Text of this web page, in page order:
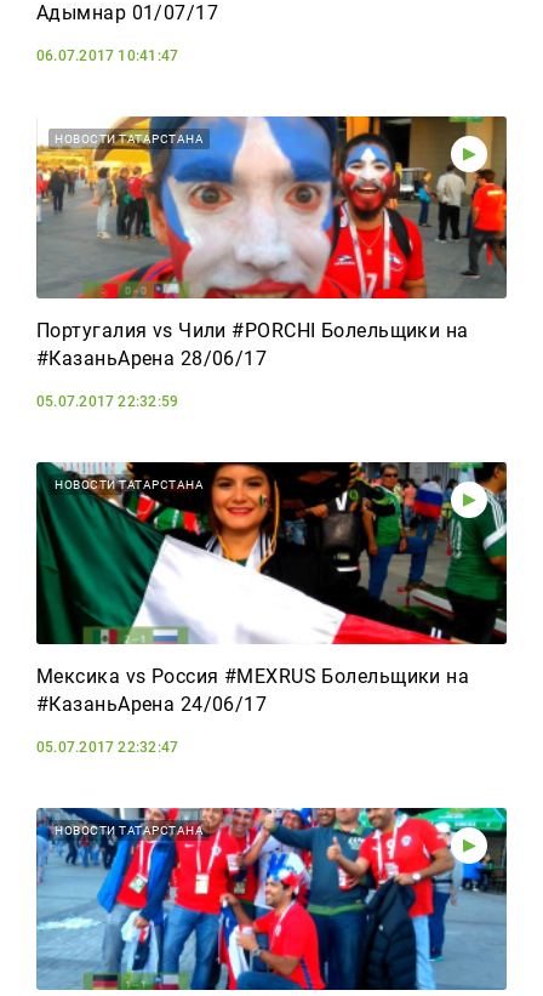
Адымнар 01/07/17
06.07.2017 10:41:47
НОВОСТИ ТАТАРСТАНА
Португалия vs Чили #PORCHI Болельщики на
#КазаньАрена 28/06/17
05.07.2017 22:32:59
НОВОСТИ ТАТАРСТАНА
Мексика vs Россия #MEXRUS Болельщики на
#КазаньАрена 24/06/17
05.07.2017 22:32:47
НОВОСТИ ТАТАРСТАНА